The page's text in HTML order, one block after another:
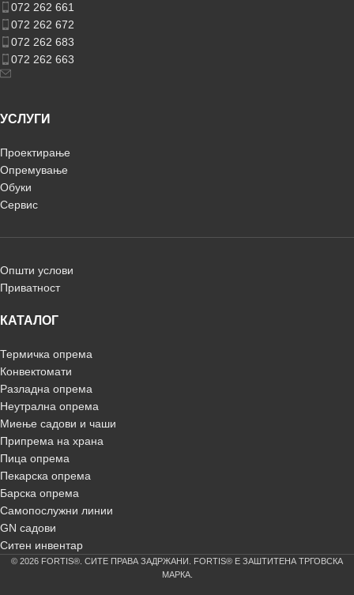
072 262 661
072 262 672
072 262 683
072 262 663
УСЛУГИ
Проектирање
Опремување
Обуки
Сервис
Општи услови
Приватност
КАТАЛОГ
Термичка опрема
Конвектомати
Разладна опрема
Неутрална опрема
Миење садови и чаши
Припрема на храна
Пица опрема
Пекарска опрема
Барска опрема
Самопослужни линии
GN садови
Ситен инвентар
© 2026 FORTIS®. СИТЕ ПРАВА ЗАДРЖАНИ. FORTIS® Е ЗАШТИТЕНА ТРГОВСКА
МАРКА.